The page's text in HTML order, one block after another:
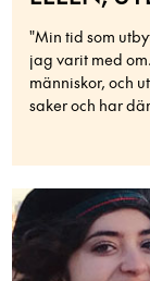
"Min tid som
jag varit med
människor, och
saker och har